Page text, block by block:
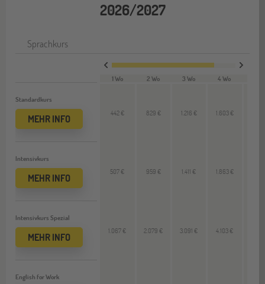
2026/2027
Sprachkurs
Standardkurs
MEHR INFO
Intensivkurs
MEHR INFO
Intensivkurs Spezial
MEHR INFO
English for Work
1 Wo 2 Wo 3 Wo 4 Wo
442 € 829 € 1.216 € 1.603 €
507 € 959 € 1.411 € 1.863 €
1.067 € 2.079 € 3.091 € 4.103 €